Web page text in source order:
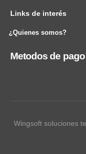
Links de interés
¿Quienes somos?
Metodos de pago
Wingsoft soluciones